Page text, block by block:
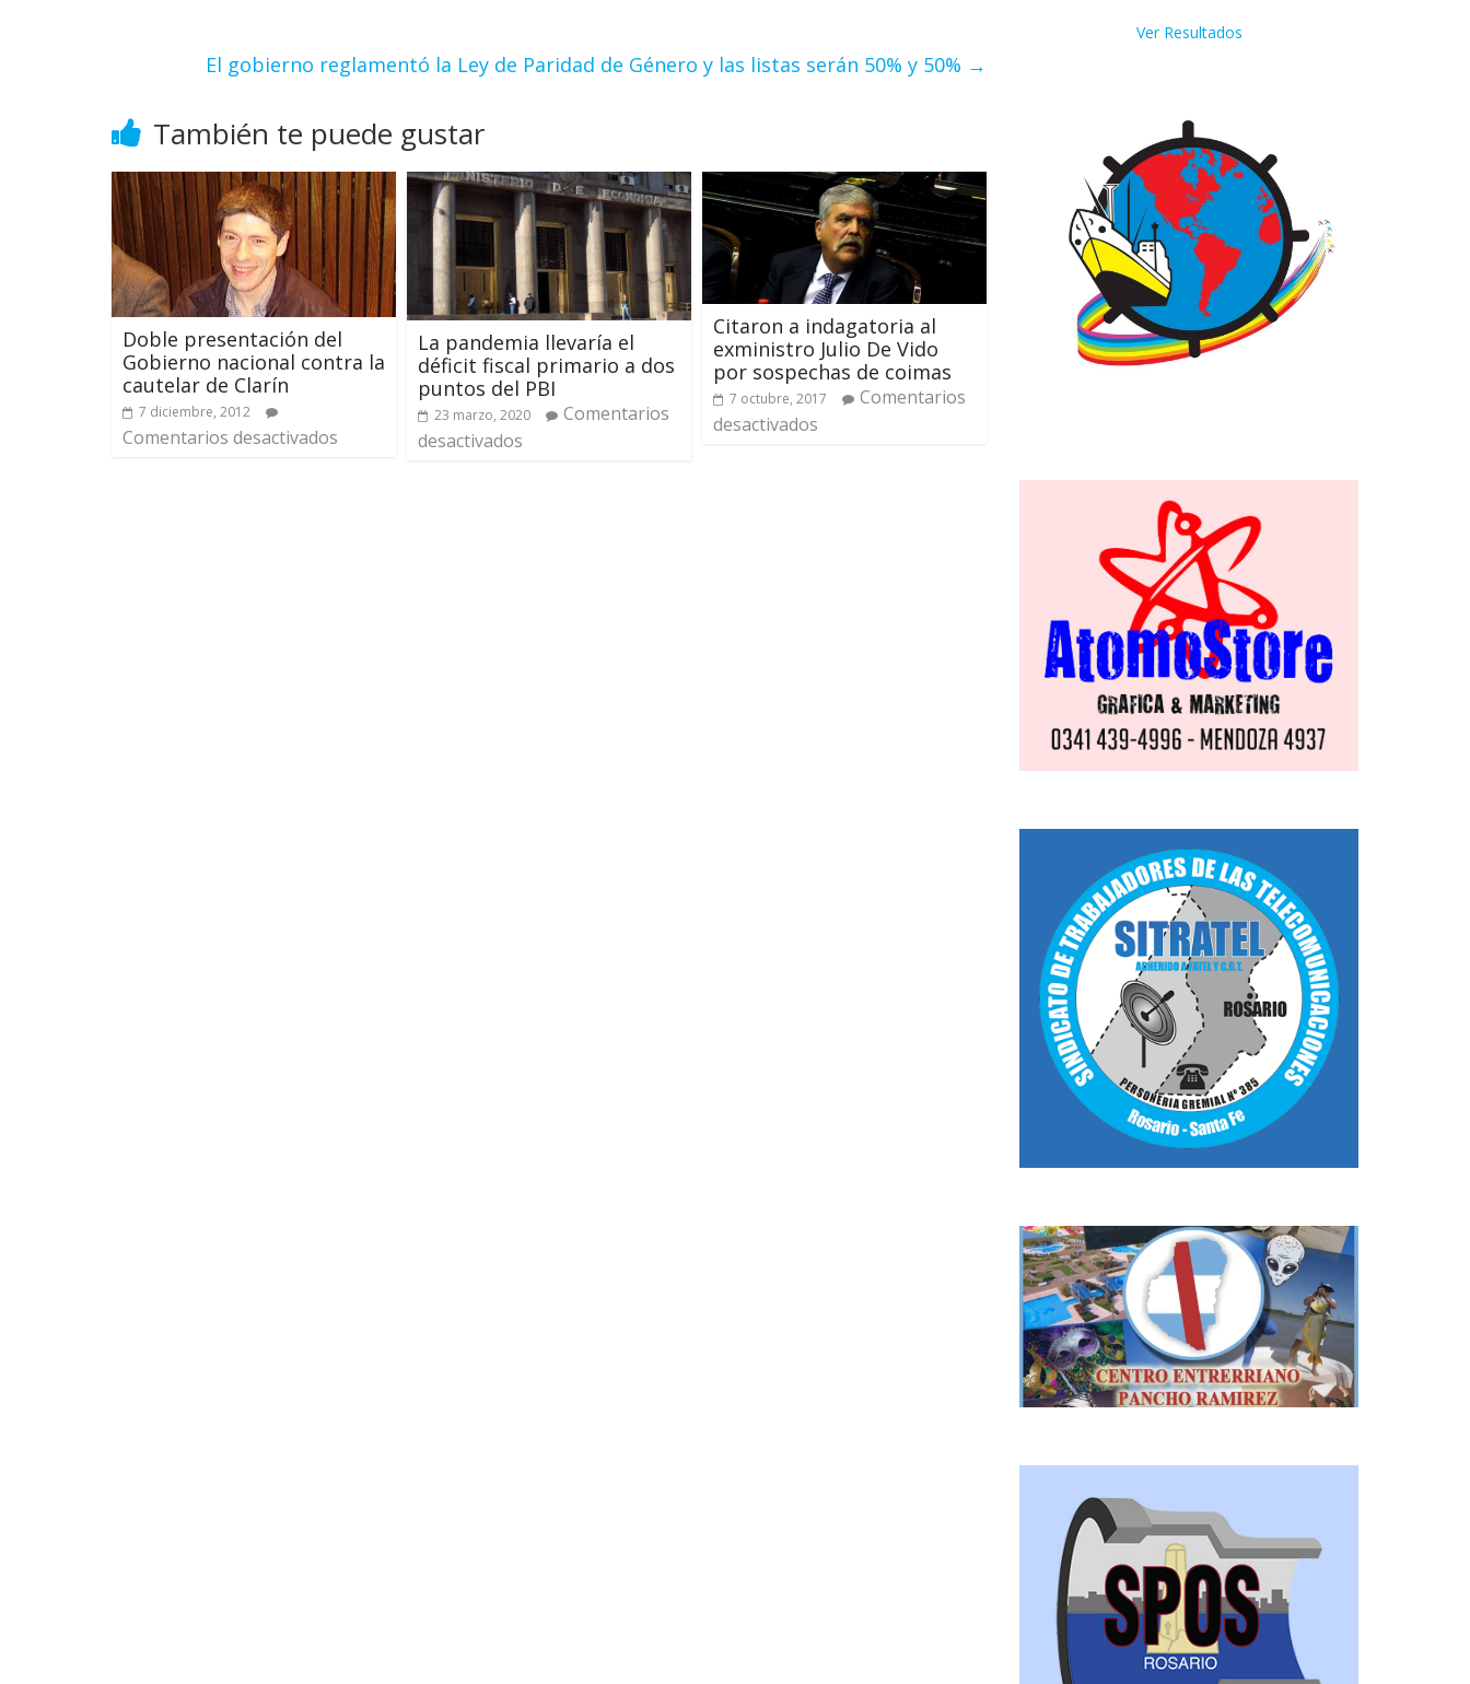
El gobierno reglamentó la Ley de Paridad de Género y las listas serán 50% y 50% →
También te puede gustar
Doble presentación del
Gobierno nacional contra la
cautelar de Clarín
7 diciembre, 2012
Comentarios desactivados
La pandemia llevaría el
déficit fiscal primario a dos
puntos del PBI
23 marzo, 2020
Comentarios
desactivados
Citaron a indagatoria al
exministro Julio De Vido
por sospechas de coimas
7 octubre, 2017
Comentarios
desactivados
Ver Resultados